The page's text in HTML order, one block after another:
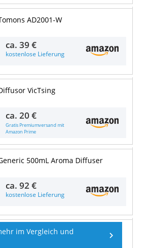
AD2001-W
ca.39 €
kostenlose Lieferung
VicTsing
ca.20 €
Gratis Premiumversand mit
Amazon Prime
500mL Aroma Diffuser
ca.92 €
kostenlose Lieferung
im Vergleich und